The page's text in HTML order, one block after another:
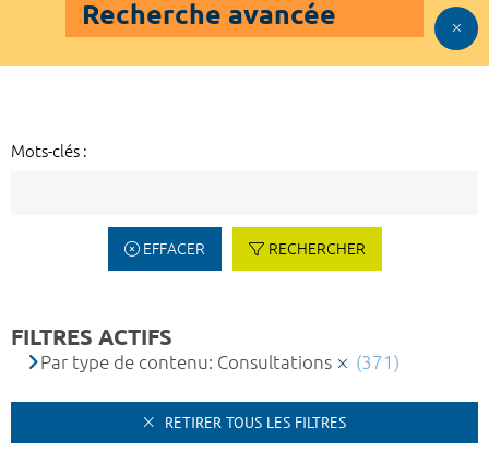
Recherche avancée
Mots-clés :
EFFACER RECHERCHER
FILTRES ACTIFS
Par type de contenu: Consultations (371)
RETIRER TOUS LES FILTRES